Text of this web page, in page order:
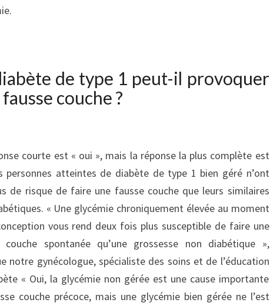
de type 1 peut-il provoquer
couche ?
courte est « oui », mais la réponse la plus complète est
personnes atteintes de diabète de type 1 bien géré n’ont
de risque de faire une fausse couche que leurs similaires
« Une glycémie chroniquement élevée au moment
vous rend deux fois plus susceptible de faire une
couche spontanée qu’une grossesse non diabétique »,
notre gynécologue, spécialiste des soins et de l’éducation
« Oui, la glycémie non gérée est une cause importante
couche précoce, mais une glycémie bien gérée ne l’est